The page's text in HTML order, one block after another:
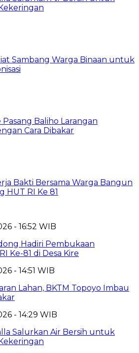
Sambang Warga Binaan untuk
Pasang Baliho Larangan
Cara Dibakar
Bakti Bersama Warga Bangun
HUT RI Ke 81
- 16:52 WIB
Hadiri Pembukaan
Ke-81 di Desa Kire
- 14:51 WIB
Lahan, BKTM Topoyo Imbau
- 14:29 WIB
Salurkan Air Bersih untuk